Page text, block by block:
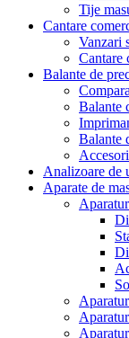
Tije
Cantare
Vanzari
Cantare
Balante de
Balante
Balante
Analizoare de
Aparate de